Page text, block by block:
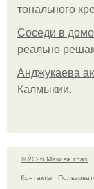
тонального
Соседи в
реально
Анджукаева
Калмыкии.
© 2026 Макияж глаз
Контакты